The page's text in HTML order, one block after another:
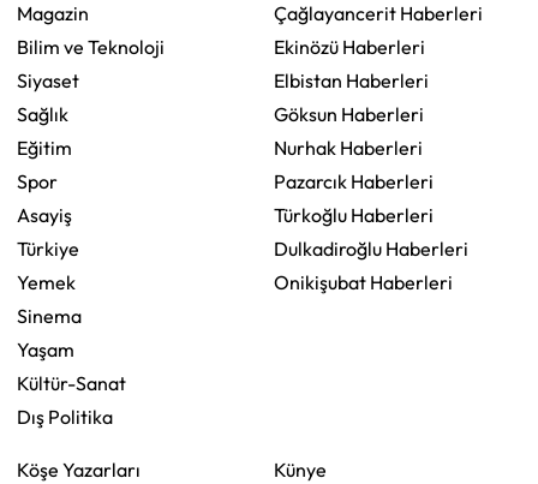
Magazin
Bilim ve Teknoloji
Siyaset
Sağlık
Eğitim
Spor
Asayiş
Türkiye
Yemek
Sinema
Yaşam
Kültür-Sanat
Dış Politika
Çağlayancerit Haberleri
Ekinözü Haberleri
Elbistan Haberleri
Göksun Haberleri
Nurhak Haberleri
Pazarcık Haberleri
Türkoğlu Haberleri
Dulkadiroğlu Haberleri
Onikişubat Haberleri
Köşe Yazarları Künye